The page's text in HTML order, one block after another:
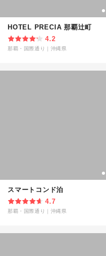
HOTEL PRECIA 那覇辻町
4.2
那覇・国際通り 沖縄県
スマートコンド泊
4.7
那覇・国際通り 沖縄県